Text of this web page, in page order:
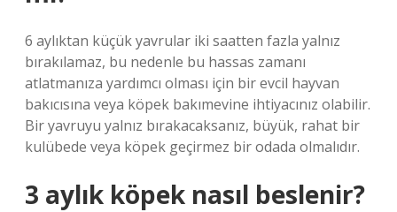
6 aylıktan küçük yavrular iki saatten fazla yalnız
bırakılamaz, bu nedenle bu hassas zamanı
atlatmanıza yardımcı olması için bir evcil hayvan
bakıcısına veya köpek bakımevine ihtiyacınız olabilir.
Bir yavruyu yalnız bırakacaksanız, büyük, rahat bir
kulübede veya köpek geçirmez bir odada olmalıdır.
3 aylık köpek nasıl beslenir?